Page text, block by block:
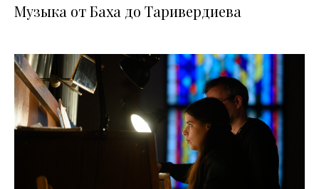
Музыка от Баха до Таривердиева